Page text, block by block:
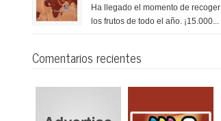
Ha llegado el momento de recoger
los frutos de todo el año. ¡15.000...
Comentarios recientes